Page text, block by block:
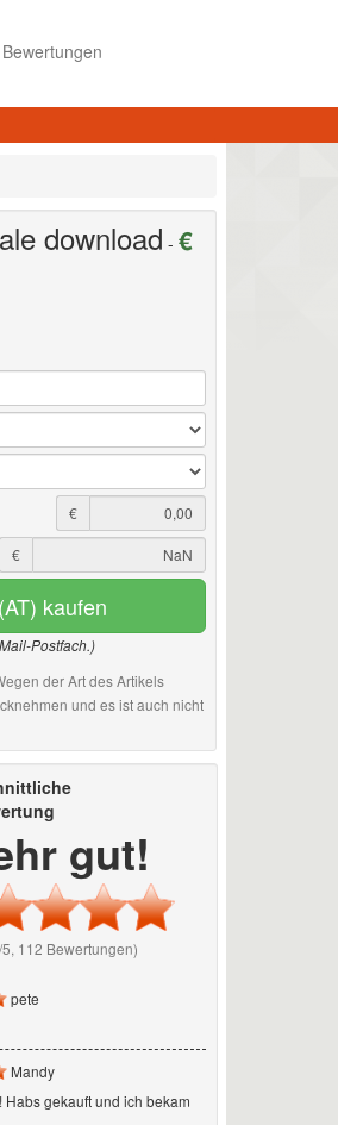
Bewertungen
download - €
€
€
kaufen
Postfach.)
der Art des Artikels
und es ist auch nicht
gut!
5, 112 Bewertungen)
pete
Mandy
Habs gekauft und ich bekam